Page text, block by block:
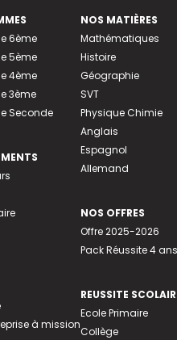
6ème
5ème
4ème
3ème
Seconde
à mission
NOS MATIÈRES
Mathématiques
Histoire
Géographie
SVT
Physique Chimie
Anglais
Espagnol
Allemand
NOS OFFRES
Offre 2025-2026
Pack Réussite 4 ans
REUSSITE
Ecole Primaire
Collège